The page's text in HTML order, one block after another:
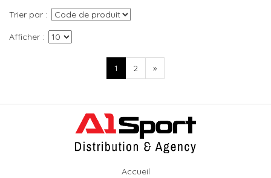
Trier par
Afficher
1 2 »
Accueil